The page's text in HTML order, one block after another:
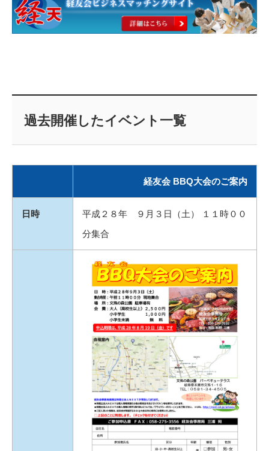
過去開催したイベント一覧
経友会 BBQ大会のご案内
日時
平成２８年 ９月３日（土） １１時００
分集合